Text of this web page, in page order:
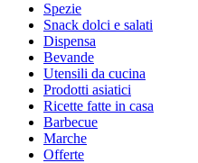
Spezie
Snack dolci e salati
Dispensa
Bevande
Utensili da cucina
Prodotti asiatici
Ricette fatte in casa
Barbecue
Marche
Offerte